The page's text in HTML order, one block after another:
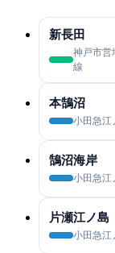
新長田
神戸市営
線
本鵠沼
小田急江
鵠沼海岸
小田急江
片瀬江ノ島
小田急江